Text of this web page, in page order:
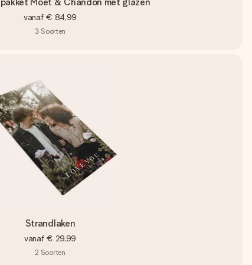
vanaf € 84,99
3 Soorten
Strandlaken
vanaf € 29,99
2 Soorten